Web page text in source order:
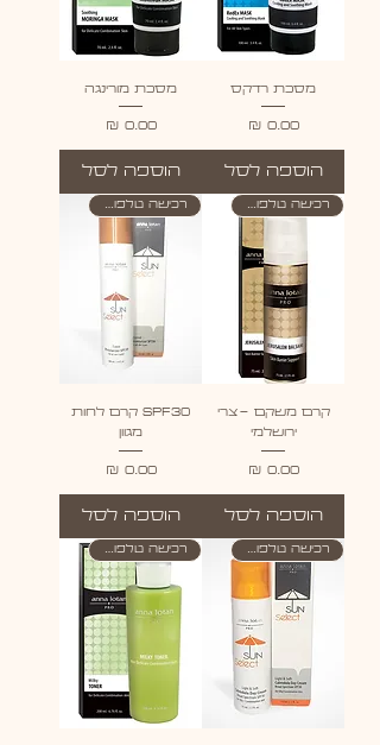
מסכת רדקס
מחיר‏0.00 ‏₪
הוספה לסל
מסכת מורינגה
מחיר‏0.00 ‏₪
הוספה לסל
רכישה טלפונית בלבד
קרם משקם -צרי
ירושלמי
מחיר‏0.00 ‏₪
הוספה לסל
רכישה טלפונית בלבד
SPF30 קרם לחות
מגוון
מחיר‏0.00 ‏₪
הוספה לסל
רכישה טלפונית בלבד רכישה טלפונית בלבד